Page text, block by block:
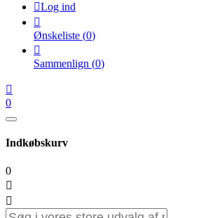
Log ind

Ønskeliste (0)

Sammenlign (0)

0
Indkøbskurv
0

